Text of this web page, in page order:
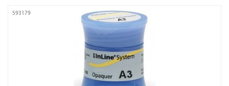
593179